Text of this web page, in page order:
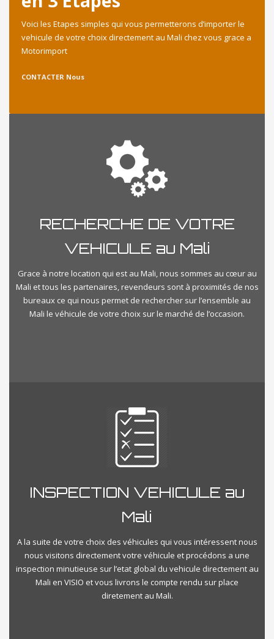
Voici les Etapes simples qui vous permetterons d’importer le
vehicule de votre choix directement au Mali chez vous grace a
Motorimport
CONTACTER Nous
RECHERCHE DE VOTRE
VEHICULE au Mali
Grace à notre location qui est au Mali, nous sommes au cœur au
Mali et tous les partenaires, revendeurs sont à proximités de nos
bureaux ce qui nous permet de rechercher sur l’ensemble au
Mali le véhicule de votre choix sur le marché de l’occasion.
INSPECTION VEHICULE au
Mali
A la suite de votre choix des véhicules qui vous intéressent nous
nous visitons directement votre véhicule et procédons a une
inspection minutieuse sur l’etat global du vehicule directement au
Mali en VISIO et vous livrons le compte rendu sur place
diretement au Mali.